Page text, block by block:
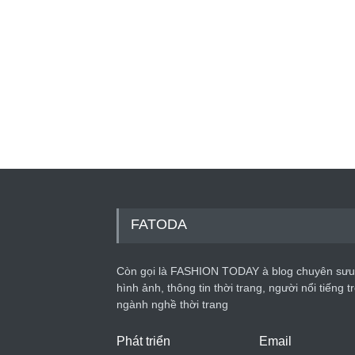
FATODA
Còn gọi là FASHION TODAY à blog chuyên
hình ảnh, thông tin thời trang, người nổi tiếng
ngành nghề thời trang
Phát triển Email